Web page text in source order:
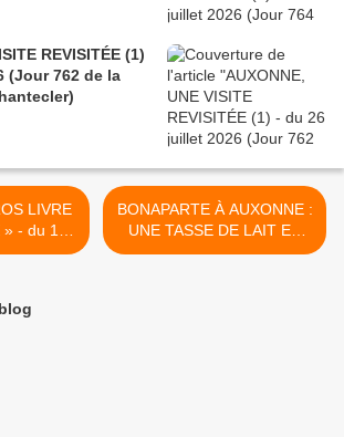
REVISITÉE (1)
(Jour 762 de la
- du 16
de la
BONAPARTE À AUXONNE :
UNE TASSE DE LAIT EN
FLORÉAL (4) - du 24 mai